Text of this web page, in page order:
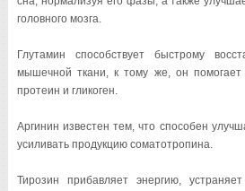
головного мозга.
Глутамин способствует быстрому
мышечной ткани, к тому же, он
протеин и гликоген.
Аргинин известен тем, что способен
усиливать продукцию соматотропина.
Тирозин прибавляет энергию,